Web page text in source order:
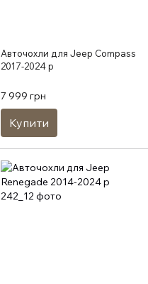
Авточохли для Jeep Compass
2017-2024 р
7 999 грн
Купити